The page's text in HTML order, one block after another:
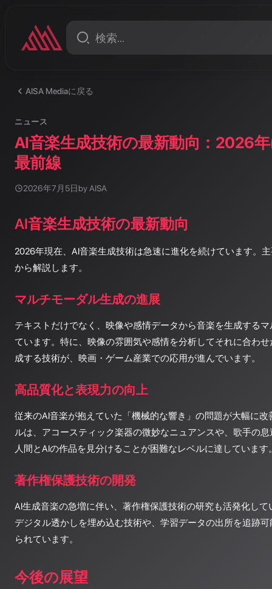
ときのこと
AISA Mediaに戻る
ニュース
AI音楽生成技術の最新動向：2026
最前線
2026年7月5日 by AISA
AI音楽生成技術の最新動向
2026年現在、AI音楽生成技術は急速に進化を続けています。
から解説します。
マルチモーダル生成の進展
テキストだけでなく、映像や感情データから音楽を生成する
ています。特に、映像の雰囲気や感情を分析してそれに合わ
成する技術が、映画・ゲーム産業での応用が進んでいます。
高品質化と表現力の向上
従来のAI音楽が抱えていた「機械的な響き」の問題が大幅に
ルは、アコースティック楽器の微妙なニュアンスや、歌手の
人間とAIの作品を見分けることが困難なレベルに達しています
著作権保護技術の開発
AI生成音楽の急増に伴い、著作権保護技術の研究も活発化し
デジタル透かしを埋め込む技術や、学習データの出所を追跡
られています。
今後の展望